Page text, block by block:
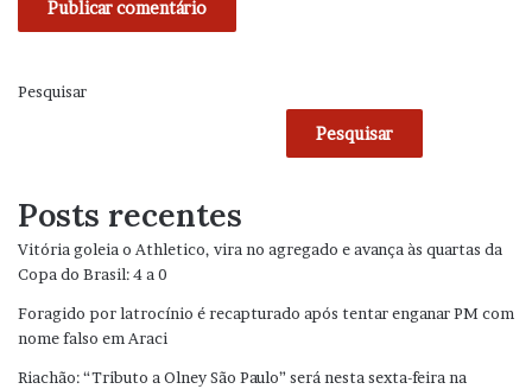
Pesquisar
Pesquisar
Posts recentes
Vitória goleia o Athletico, vira no agregado e avança às quartas da
Copa do Brasil: 4 a 0
Foragido por latrocínio é recapturado após tentar enganar PM com
nome falso em Araci
Riachão: “Tributo a Olney São Paulo” será nesta sexta-feira na